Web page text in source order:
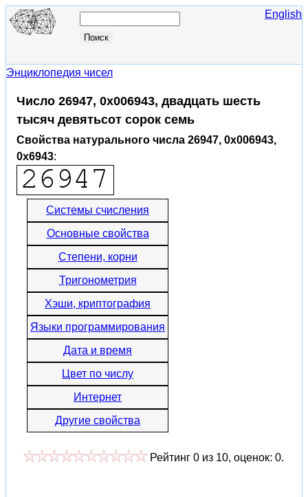
English
Энциклопедия чисел
Число 26947, 0x006943, двадцать шесть
тысяч девятьсот сорок семь
Свойства натурального числа 26947, 0x006943,
0x6943:
Системы счисления
Основные свойства
Степени, корни
Тригонометрия
Хэши, криптография
Языки программирования
Дата и время
Цвет по числу
Интернет
Другие свойства
Рейтинг 0 из 10, оценок: 0.